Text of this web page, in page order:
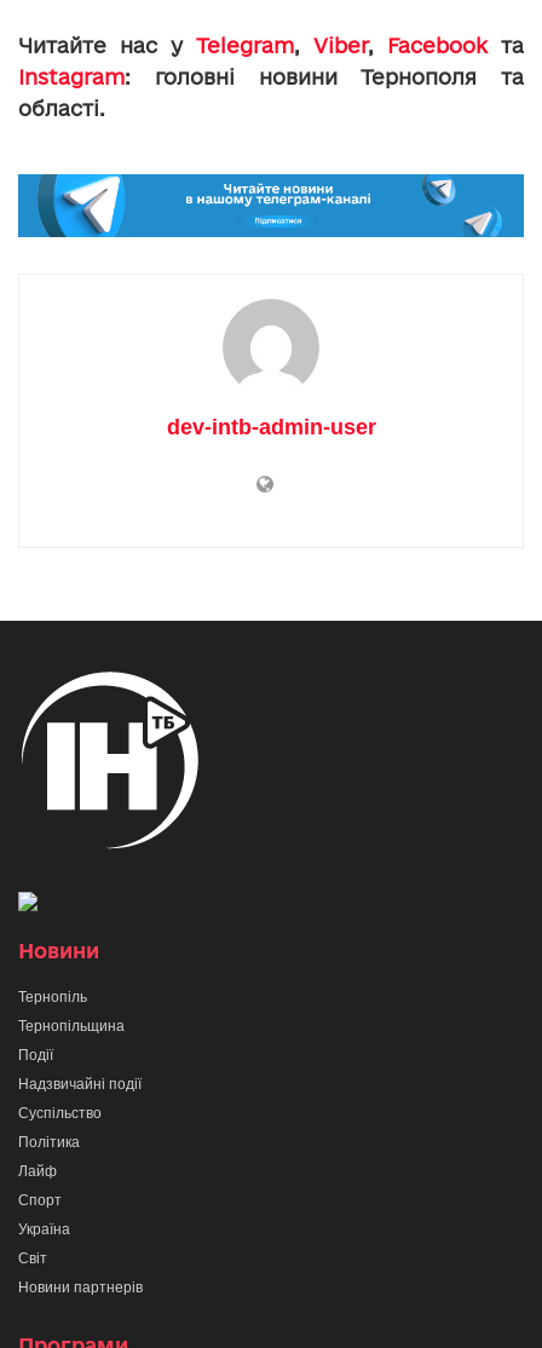
Читайте нас у Telegram, Viber, Facebookта
Instagram: головні новини Тернополя та
області.
dev-intb-admin-user
Новини
Тернопіль
Тернопільщина
Події
Надзвичайні події
Суспільство
Політика
Лайф
Спорт
Україна
Світ
Новини партнерів